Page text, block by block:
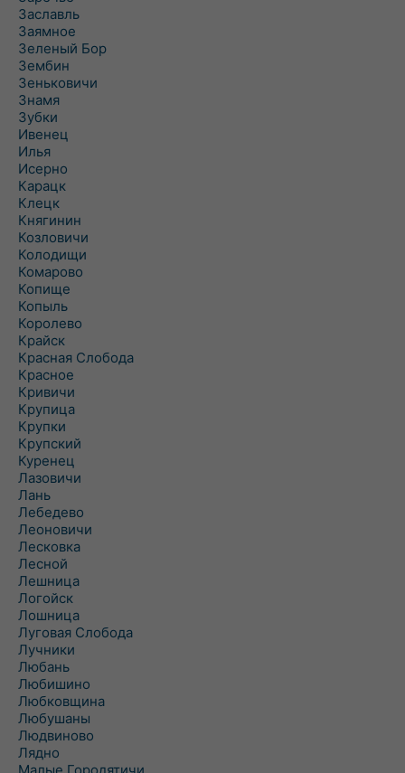
Заславль
Заямное
Зеленый Бор
Зембин
Зеньковичи
Знамя
Зубки
Ивенец
Илья
Исерно
Карацк
Клецк
Княгинин
Козловичи
Колодищи
Комарово
Копище
Копыль
Королево
Крайск
Красная Слобода
Красное
Кривичи
Крупица
Крупки
Крупский
Куренец
Лазовичи
Лань
Лебедево
Леоновичи
Лесковка
Лесной
Лешница
Логойск
Лошница
Луговая Слобода
Лучники
Любань
Любишино
Любковщина
Любушаны
Людвиново
Лядно